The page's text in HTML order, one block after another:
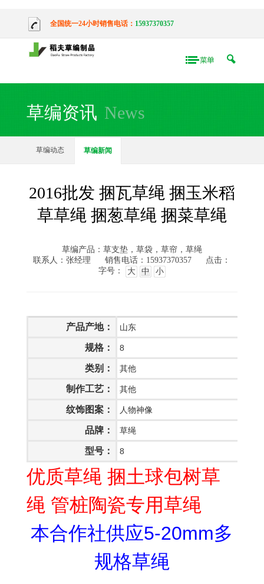
全国统一24小时销售电话： 15937370357
草编资讯 News
草编动态 草编新闻
2016批发 捆瓦草绳 捆玉米稻
草草绳 捆葱草绳 捆菜草绳
草编产品：草支垫，草袋，草帘，草绳
联系人：张经理
销售电话：15937370357
点击：
字号：
大 中 小
产品产地： 山东
规格： 8
类别： 其他
制作工艺： 其他
纹饰图案： 人物神像
品牌： 草绳
型号： 8
优质草绳 捆土球包树草
绳 管桩陶瓷专用草绳
本合作社供应5-20mm多
规格草绳